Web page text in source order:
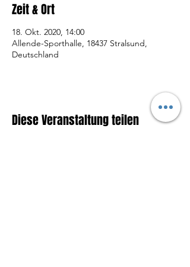
Zeit & Ort
18. Okt. 2020, 14:00
Allende-Sporthalle, 18437 Stralsund,
Deutschland
Diese Veranstaltung teilen